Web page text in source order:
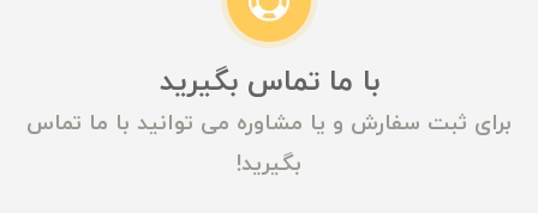
با ما تماس بگیرید
برای ثبت سفارش و یا مشاوره می توانید با ما تماس
بگیرید!